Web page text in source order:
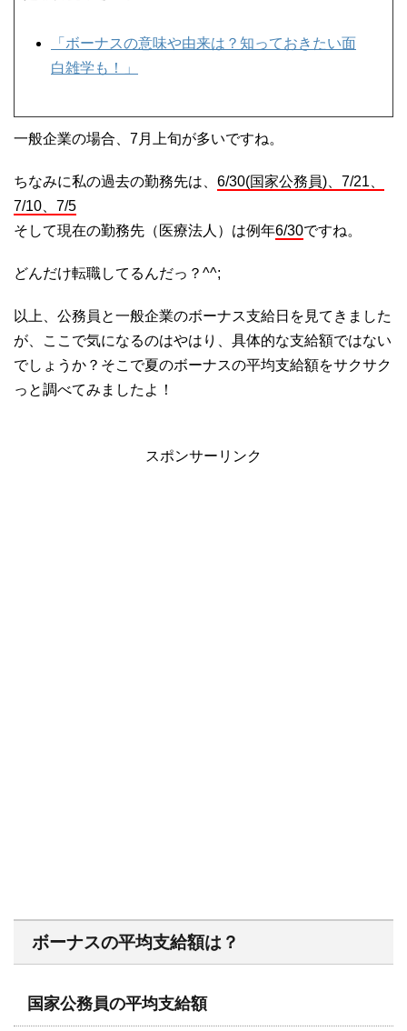
「ボーナスの意味や由来は？知っておきたい面
白雑学も！」
一般企業の場合、7月上旬が多いですね。
ちなみに私の過去の勤務先は、 6/30(国家公務員)、7/21、
7/10、7/5
そして現在の勤務先（医療法人）は例年6/30ですね。
どんだけ転職してるんだっ？^^;
以上、公務員と一般企業のボーナス支給日を見てきました
が、ここで気になるのはやはり、具体的な支給額ではない
でしょうか？そこで夏のボーナスの平均支給額をサクサク
っと調べてみましたよ！
スポンサーリンク
ボーナスの平均支給額は？
国家公務員の平均支給額